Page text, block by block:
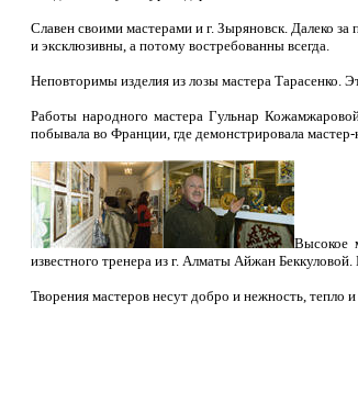
Славен своими мастерами и г. Зыряновск. Далеко
и эксклюзивны, а потому востребованны всегда.
Неповторимы изделия из лозы мастера Тарасенко.
Работы народного мастера Гульнар
побывала во Франции, где демонстрировала
Высокое
известного тренера из г. Алматы Айжан
Творения мастеров несут добро и нежность, тепло